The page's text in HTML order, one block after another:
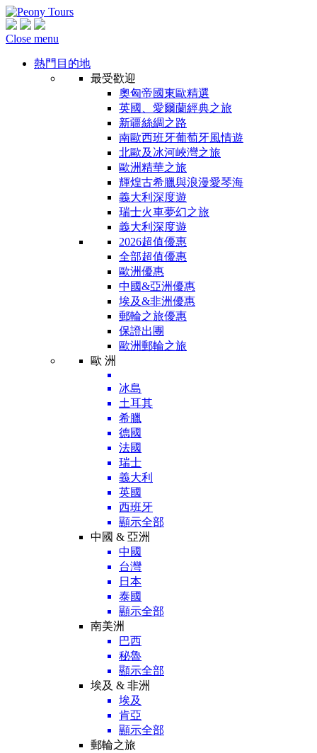
Close menu
熱門目的地
最受歡迎
奧匈帝國東歐精選
英國、愛爾蘭經典之旅
新疆絲綢之路
南歐西班牙葡萄牙風情遊
北歐及冰河峽灣之旅
歐洲精華之旅
輝煌古希臘與浪漫愛琴海
義大利深度遊
瑞士火車夢幻之旅
義大利深度遊
2026超值優惠
全部超值優惠
歐洲優惠
中國&亞洲優惠
埃及&非洲優惠
郵輪之旅優惠
保證出團
歐洲郵輪之旅
歐 洲
冰島
土耳其
希臘
德國
法國
瑞士
義大利
英國
西班牙
顯示全部
中國 & 亞洲
中國
台灣
日本
泰國
顯示全部
南美洲
巴西
秘魯
顯示全部
埃及 & 非洲
埃及
肯亞
顯示全部
郵輪之旅